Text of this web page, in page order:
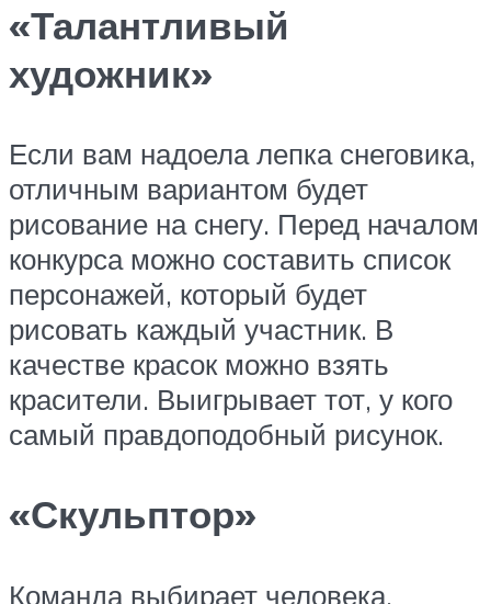
«Талантливый
художник»
Если вам надоела лепка снеговика,
отличным вариантом будет
рисование на снегу. Перед началом
конкурса можно составить список
персонажей, который будет
рисовать каждый участник. В
качестве красок можно взять
красители. Выигрывает тот, у кого
самый правдоподобный рисунок.
«Скульптор»
Команда выбирает человека,